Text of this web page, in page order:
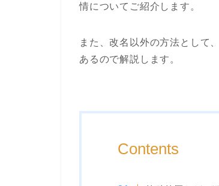
情についてご紹介します。
また、改名以外の方法として
あるので解説します。
Contents